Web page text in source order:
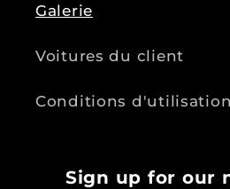
Galerie
Voitures du client
Conditions d'utilisation
Sign up for our